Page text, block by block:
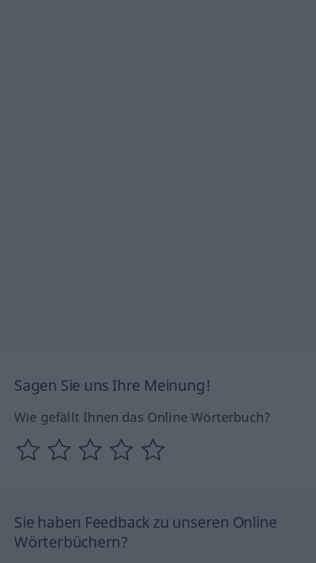
Sagen Sie uns Ihre Meinung!
Wie gefällt Ihnen das Online Wörterbuch?
Sie haben Feedback zu unseren Online
Wörterbüchern?